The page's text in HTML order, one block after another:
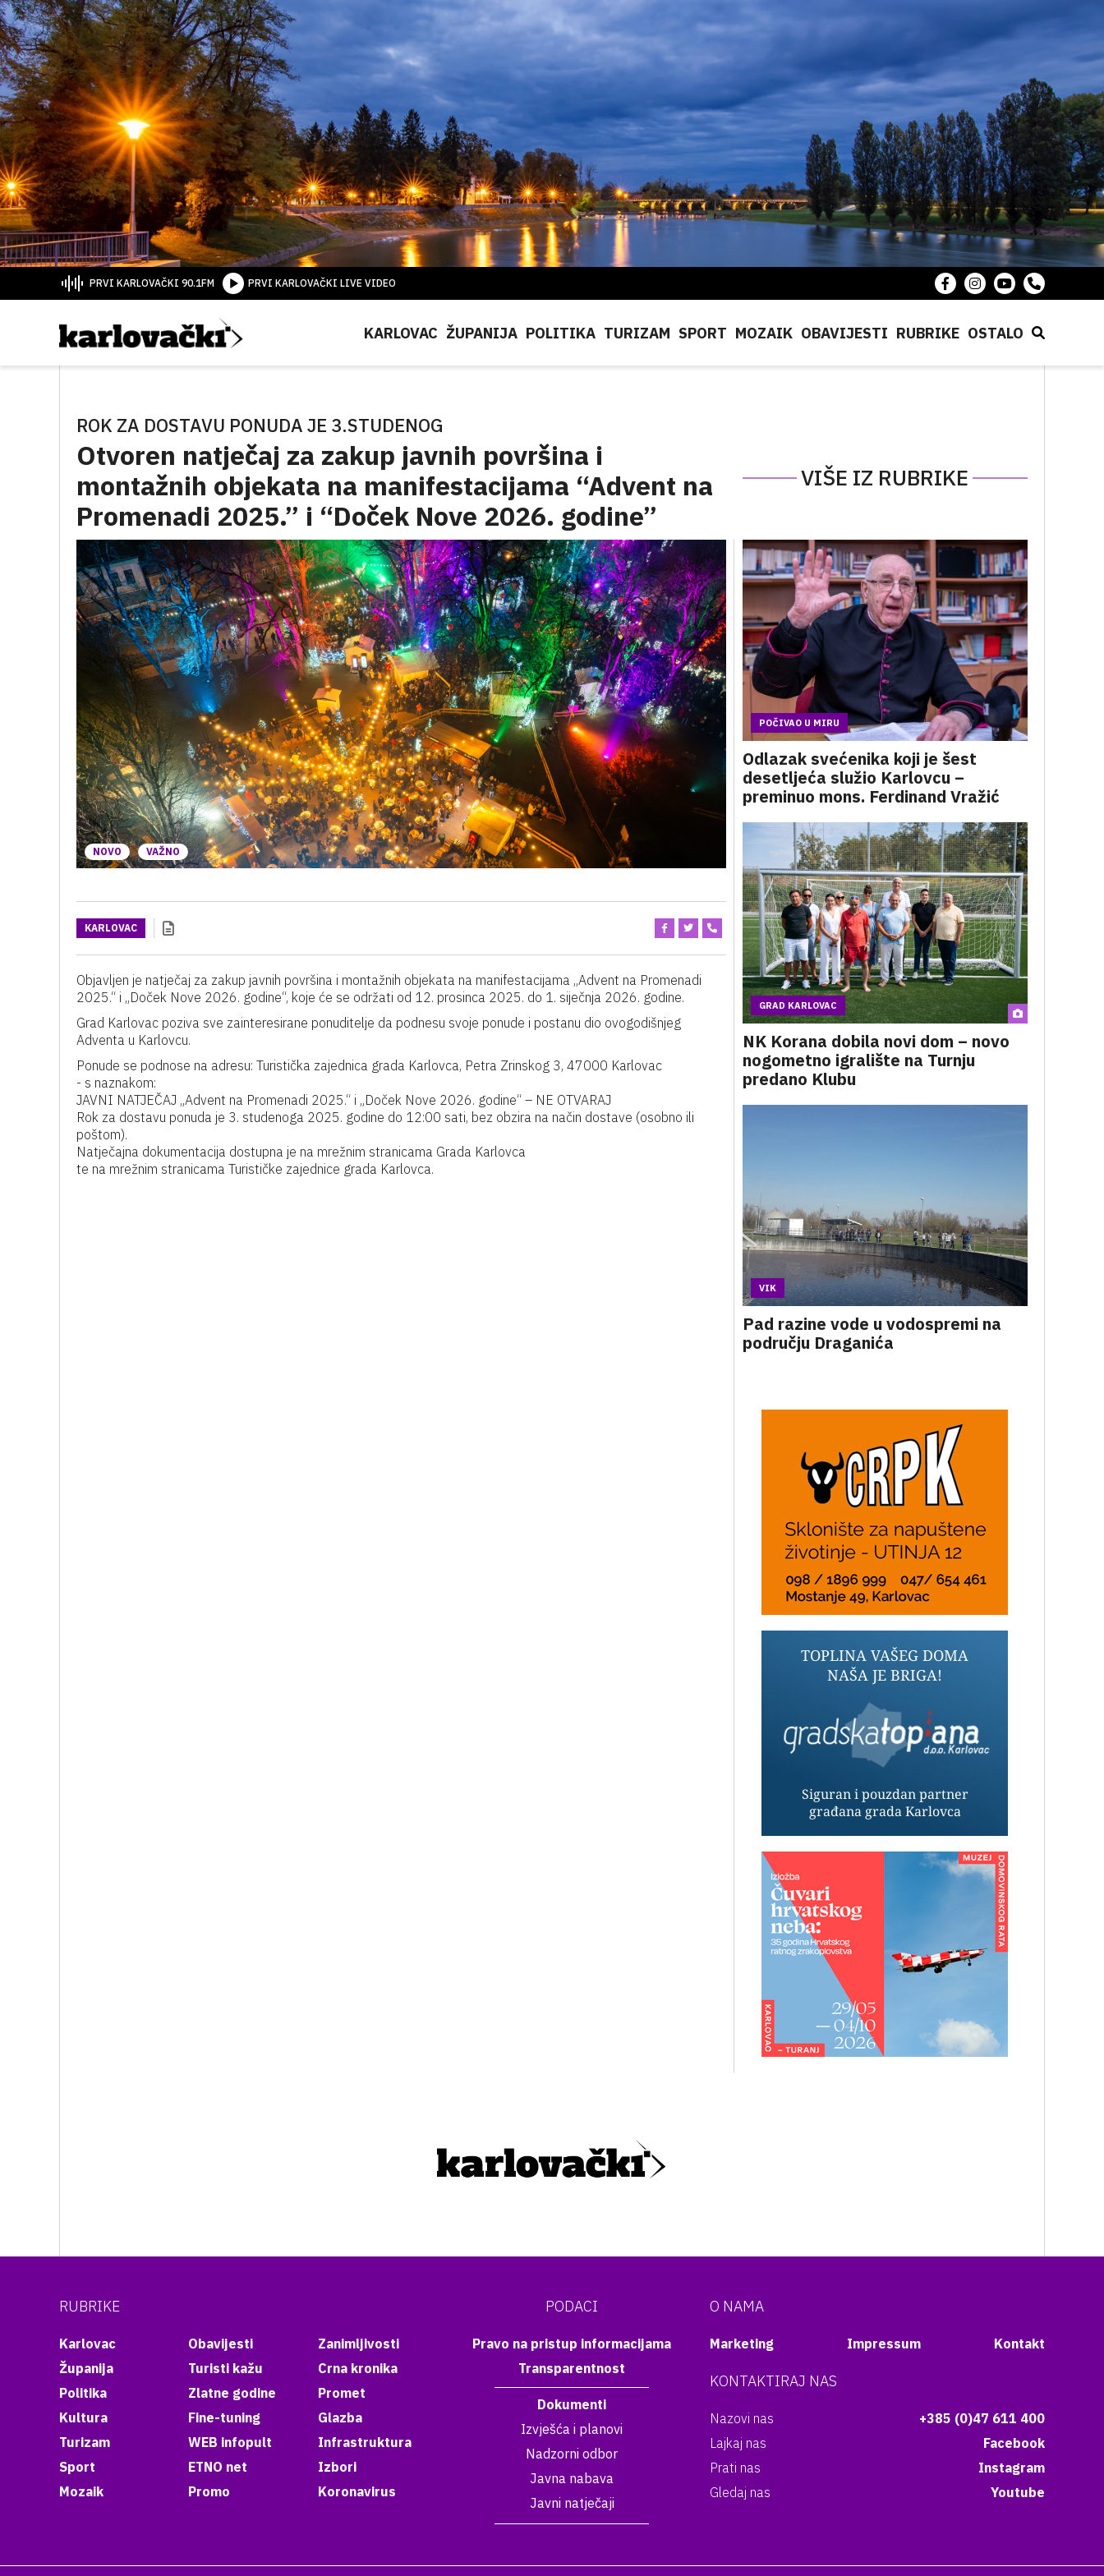
PRVI KARLOVAČKI 90.1FM PRVI KARLOVAČKI LIVE VIDEO
KARLOVAC ŽUPANIJA POLITIKA TURIZAM SPORT MOZAIK OBAVIJESTI RUBRIKE OSTALO
ROK ZA DOSTAVU PONUDA JE 3.STUDENOG
Otvoren natječaj za zakup javnih površina i
montažnih objekata na manifestacijama “Advent na
Promenadi 2025.” i “Doček Nove 2026. godine”
VIŠE IZ RUBRIKE
NOVO VAŽNO
KARLOVAC
Objavljen je natječaj za zakup javnih površina i montažnih objekata na manifestacijama „Advent na Promenadi
2025.“ i „Doček Nove 2026. godine“, koje će se održati od 12. prosinca 2025. do 1. siječnja 2026. godine.
Grad Karlovac poziva sve zainteresirane ponuditelje da podnesu svoje ponude i postanu dio ovogodišnjeg
Adventa u Karlovcu.
Ponude se podnose na adresu: Turistička zajednica grada Karlovca, Petra Zrinskog 3, 47000 Karlovac
- s naznakom:
JAVNI NATJEČAJ „Advent na Promenadi 2025.“ i „Doček Nove 2026. godine“ – NE OTVARAJ
Rok za dostavu ponuda je 3. studenoga 2025. godine do 12:00 sati, bez obzira na način dostave (osobno ili
poštom).
Natječajna dokumentacija dostupna je na mrežnim stranicama Grada Karlovca
te na mrežnim stranicama Turističke zajednice grada Karlovca.
POČIVAO U MIRU
Odlazak svećenika koji je šest
desetljeća služio Karlovcu –
preminuo mons. Ferdinand Vražić
GRAD KARLOVAC
NK Korana dobila novi dom – novo
nogometno igralište na Turnju
predano Klubu
VIK
Pad razine vode u vodospremi na
području Draganića
RUBRIKE
Karlovac
Županija
Politika
Kultura
Turizam
Sport
Mozaik
Obavijesti
Turisti kažu
Zlatne godine
Fine-tuning
WEB infopult
ETNO net
Promo
Zanimljivosti
Crna kronika
Promet
Glazba
Infrastruktura
Izbori
Koronavirus
PODACI
Pravo na pristup informacijama
Transparentnost
Dokumenti
Izvješća i planovi
Nadzorni odbor
Javna nabava
Javni natječaji
O NAMA
Marketing Impressum Kontakt
KONTAKTIRAJ NAS
Nazovi nas
+385 (0)47 611 400
Lajkaj nas
Facebook
Prati nas
Instagram
Gledaj nas
Youtube